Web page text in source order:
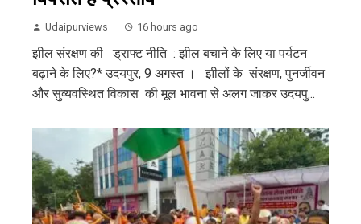
Udaipurviews 16 hours ago
झील संरक्षण की ड्राफ्ट नीति : झील बचाने के लिए या पर्यटन
बढ़ाने के लिए?* उदयपुर, 9 अगस्त । झीलों के संरक्षण, पुनर्जीवन
और सुव्यवस्थित विकास की मूल भावना से अलग जाकर उदयपु...